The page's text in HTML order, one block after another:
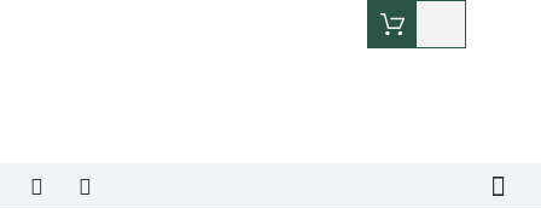
košík